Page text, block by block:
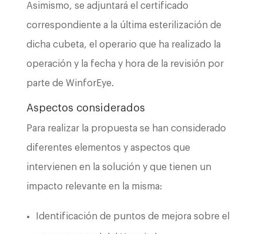
Asimismo, se adjuntará el certificado
correspondiente a la última esterilización de
dicha cubeta, el operario que ha realizado la
operación y la fecha y hora de la revisión por
parte de WinforEye.
Aspectos considerados
Para realizar la propuesta se han considerado
diferentes elementos y aspectos que
intervienen en la solución y que tienen un
impacto relevante en la misma:
Identificación de puntos de mejora sobre el